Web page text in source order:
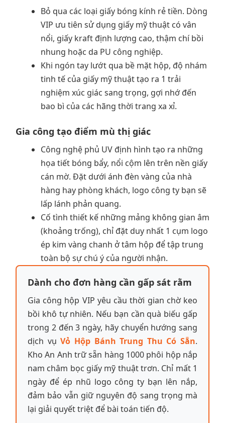
Bỏ qua các loại giấy bóng kính rẻ tiền. Dòng
VIP ưu tiên sử dụng giấy mỹ thuật có vân
nổi, giấy kraft định lượng cao, thậm chí bồi
nhung hoặc da PU công nghiệp.
Khi ngón tay lướt qua bề mặt hộp, độ nhám
tinh tế của giấy mỹ thuật tạo ra 1 trải
nghiệm xúc giác sang trọng, gợi nhớ đến
bao bì của các hãng thời trang xa xỉ.
Gia công tạo điểm mù thị giác
Công nghệ phủ UV định hình tạo ra những
họa tiết bóng bẩy, nổi cộm lên trên nền giấy
cán mờ. Đặt dưới ánh đèn vàng của nhà
hàng hay phòng khách, logo công ty bạn sẽ
lấp lánh phản quang.
Cố tình thiết kế những mảng không gian âm
(khoảng trống), chỉ đặt duy nhất 1 cụm logo
ép kim vàng chanh ở tâm hộp để tập trung
toàn bộ sự chú ý của người nhận.
Dành cho đơn hàng cần gấp sát rằm
Gia công hộp VIP yêu cầu thời gian chờ keo
bồi khô tự nhiên. Nếu bạn cần quà biếu gấp
trong 2 đến 3 ngày, hãy chuyển hướng sang
dịch vụVỏ Hộp Bánh Trung Thu Có Sẵn.
Kho An Anh trữ sẵn hàng 1000 phôi hộp nắp
nam châm bọc giấy mỹ thuật trơn. Chỉ mất 1
ngày để ép nhũ logo công ty bạn lên nắp,
đảm bảo vẫn giữ nguyên độ sang trọng mà
lại giải quyết triệt để bài toán tiến độ.